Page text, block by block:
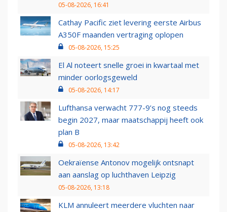
05-08-2026, 16:41
Cathay Pacific ziet levering eerste Airbus
A350F maanden vertraging oplopen
05-08-2026, 15:25
El Al noteert snelle groei in kwartaal met
minder oorlogsgeweld
05-08-2026, 14:17
Lufthansa verwacht 777-9’s nog steeds
begin 2027, maar maatschappij heeft ook
plan B
05-08-2026, 13:42
Oekraïense Antonov mogelijk ontsnapt
aan aanslag op luchthaven Leipzig
05-08-2026, 13:18
KLM annuleert meerdere vluchten naar